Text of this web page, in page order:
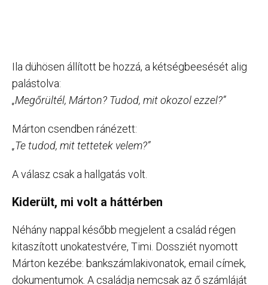
Ila dühösen állított be hozzá, a kétségbeesését alig
palástolva:
„Megőrültél, Márton? Tudod, mit okozol ezzel?”
Márton csendben ránézett:
„Te tudod, mit tettetek velem?”
A válasz csak a hallgatás volt.
Kiderült, mi volt a háttérben
Néhány nappal később megjelent a család régen
kitaszított unokatestvére, Timi. Dossziét nyomott
Márton kezébe: bankszámlakivonatok, email címek,
dokumentumok. A családja nemcsak az ő számláját